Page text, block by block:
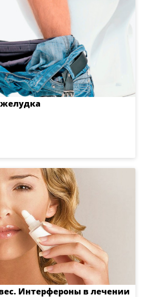
Интерфероны в лечении